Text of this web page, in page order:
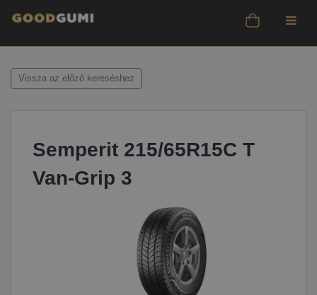
Vissza az előző kereséshez
Semperit 215/65R15C T
Van-Grip 3